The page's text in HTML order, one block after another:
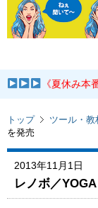
《夏休み本
トップ ツール・教
を発売
2013年11月1日
レノボ／